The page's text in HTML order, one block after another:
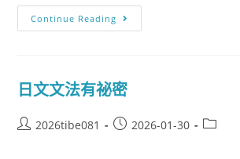
Continue Reading
日文文法有祕密
2026tibe081 2026-01-30